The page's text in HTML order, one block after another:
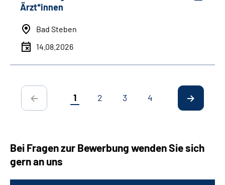
Ärzt*innen
Bad Steben
14.08.2026
1 2 3 4
Bei Fragen zur Bewerbung wenden Sie sich
gern an uns